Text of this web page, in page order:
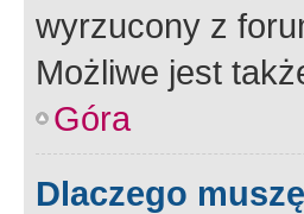
wyrzucony z
Możliwe jest
Góra
Dlaczego